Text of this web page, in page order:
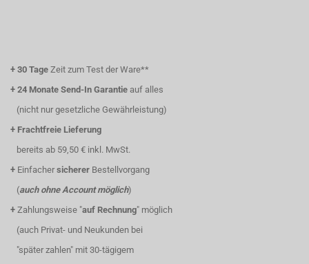
+ 30 Tage Zeit zum Test der Ware**
+ 24 Monate Send-In Garantie auf alles
(nicht nur gesetzliche Gewährleistung)
+ Frachtfreie Lieferung
bereits ab 59,50 € inkl. MwSt.
+ Einfacher sicherer Bestellvorgang
(auch ohne Account möglich)
+ Zahlungsweise "auf Rechnung" möglich
(auch Privat- und Neukunden bei
"später zahlen" mit 30-tägigem